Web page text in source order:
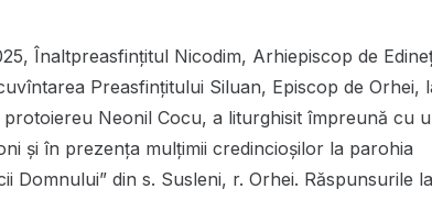
Înaltpreasfințitul Nicodim, Arhiepiscop de
Preasfințitului Siluan, Episcop de Orhei,
Neonil Cocu, a liturghisit împreună cu
și în prezența mulțimii credincioșilor la parohia
Domnului” din s. Susleni, r. Orhei. Răspunsurile